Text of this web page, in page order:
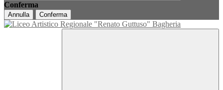
Conferma
Annulla Conferma